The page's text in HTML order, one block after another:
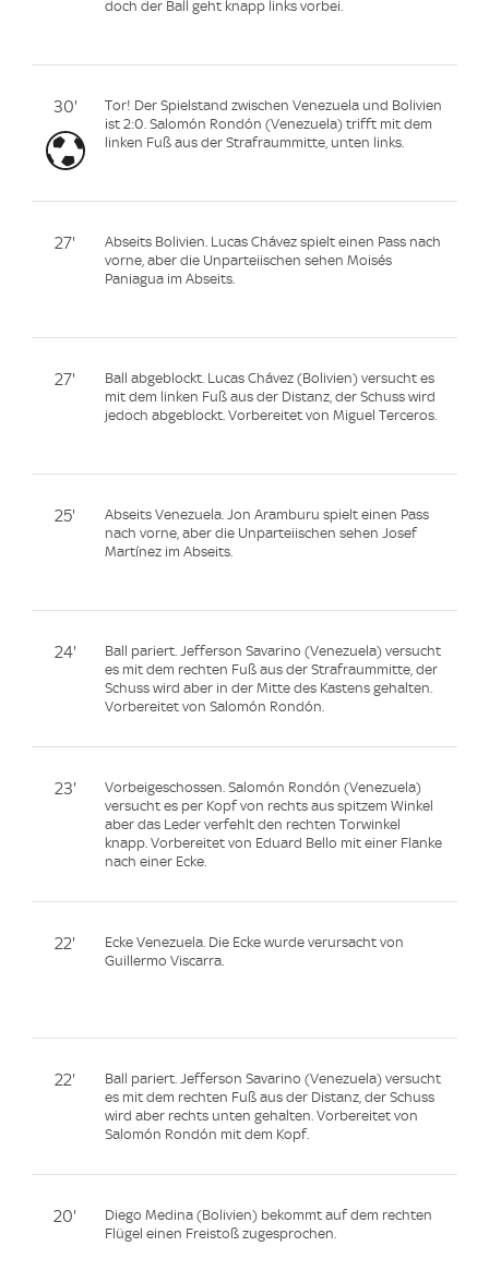
doch der Ball geht knapp links vorbei.
30'
Tor! Der Spielstand zwischen Venezuela und Bolivien
ist 2:0. Salomón Rondón (Venezuela) trifft mit dem
linken Fuß aus der Strafraummitte, unten links.
27'
Abseits Bolivien. Lucas Chávez spielt einen Pass nach
vorne, aber die Unparteiischen sehen Moisés
Paniagua im Abseits.
27'
Ball abgeblockt. Lucas Chávez (Bolivien) versucht es
mit dem linken Fuß aus der Distanz, der Schuss wird
jedoch abgeblockt. Vorbereitet von Miguel Terceros.
25'
Abseits Venezuela. Jon Aramburu spielt einen Pass
nach vorne, aber die Unparteiischen sehen Josef
Martínez im Abseits.
24'
Ball pariert. Jefferson Savarino (Venezuela) versucht
es mit dem rechten Fuß aus der Strafraummitte, der
Schuss wird aber in der Mitte des Kastens gehalten.
Vorbereitet von Salomón Rondón.
23'
Vorbeigeschossen. Salomón Rondón (Venezuela)
versucht es per Kopf von rechts aus spitzem Winkel
aber das Leder verfehlt den rechten Torwinkel
knapp. Vorbereitet von Eduard Bello mit einer Flanke
nach einer Ecke.
22'
Ecke Venezuela. Die Ecke wurde verursacht von
Guillermo Viscarra.
22'
Ball pariert. Jefferson Savarino (Venezuela) versucht
es mit dem rechten Fuß aus der Distanz, der Schuss
wird aber rechts unten gehalten. Vorbereitet von
Salomón Rondón mit dem Kopf.
20'
Diego Medina (Bolivien) bekommt auf dem rechten
Flügel einen Freistoß zugesprochen.